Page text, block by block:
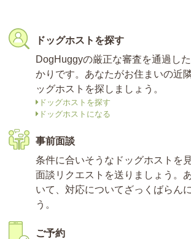
ドッグホストを探す
DogHuggyの厳正な審査を通過し
かりです。あなたがお住まいの近
ッグホストを探しましょう。
ドッグホストを探す
ドッグホストになる
事前面談
条件に合いそうなドッグホストを
面談リクエストを送りましょう。
いて、対応についてざっくばらん
う。
ご予約